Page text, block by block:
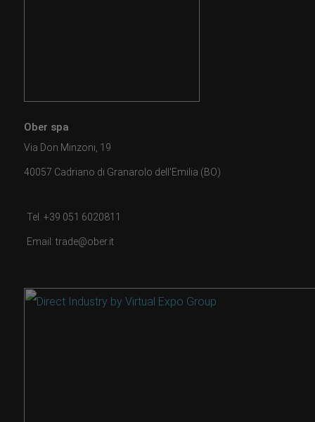
Ober spa
Via Don Minzoni, 19
40057 Cadriano di Granarolo dell'Emilia (BO)
Tel. +39 051 6020811
Email: trade@ober.it